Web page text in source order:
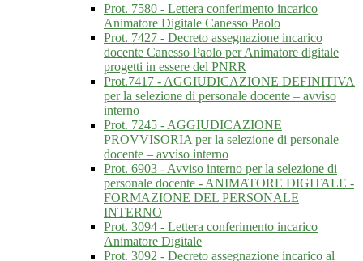
Prot. 7580 - Lettera conferimento incarico
Animatore Digitale Canesso Paolo
Prot. 7427 - Decreto assegnazione incarico
docente Canesso Paolo per Animatore digitale
progetti in essere del PNRR
Prot.7417 - AGGIUDICAZIONE DEFINITIVA
per la selezione di personale docente – avviso
interno
Prot. 7245 - AGGIUDICAZIONE
PROVVISORIA per la selezione di personale
docente – avviso interno
Prot. 6903 - Avviso interno per la selezione di
personale docente - ANIMATORE DIGITALE -
FORMAZIONE DEL PERSONALE
INTERNO
Prot. 3094 - Lettera conferimento incarico
Animatore Digitale
Prot. 3092 - Decreto assegnazione incarico al